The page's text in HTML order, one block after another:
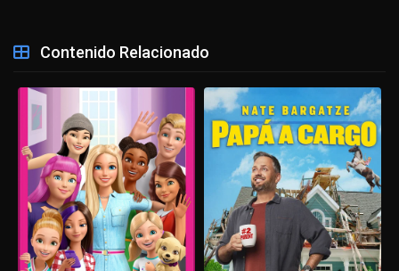
Contenido Relacionado